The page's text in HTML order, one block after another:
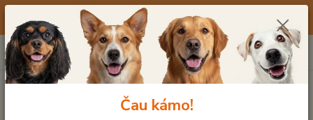
☀️ 10. - 14. SRPNA 2026 MÁME DOVOLENOU ☀️ OBJEDNÁVKY
BUDOU VYŘIZOVÁNY OD 17. 8.
CZK
(+420) 723 770 310
po–pá: 9–17 hod.
0ks
za0 Kč
Čau kámo!